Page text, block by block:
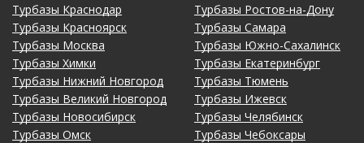
Турбазы Краснодар
Турбазы Красноярск
Турбазы Москва
Турбазы Химки
Турбазы Нижний Новгород
Турбазы Великий Новгород
Турбазы Новосибирск
Турбазы Омск
Турбазы Ростов-на-Дону
Турбазы Самара
Турбазы Южно-Сахалинск
Турбазы Екатеринбург
Турбазы Тюмень
Турбазы Ижевск
Турбазы Челябинск
Турбазы Чебоксары